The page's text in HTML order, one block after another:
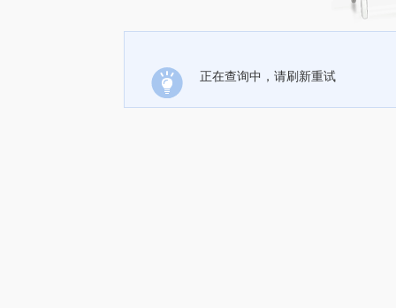
正在查询中，请刷新重试